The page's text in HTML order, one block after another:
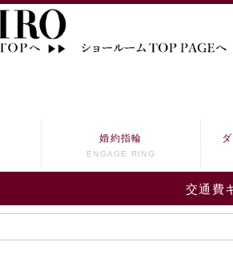
交通費
婚約指輪
ENGAGE RING